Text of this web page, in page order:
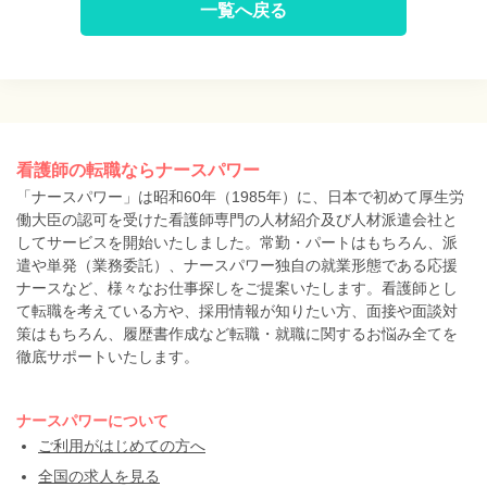
一覧へ戻る
看護師の転職ならナースパワー
「ナースパワー」は昭和60年（1985年）に、日本で初めて厚生労
働大臣の認可を受けた看護師専門の人材紹介及び人材派遣会社と
してサービスを開始いたしました。常勤・パートはもちろん、派
遣や単発（業務委託）、ナースパワー独自の就業形態である応援
ナースなど、様々なお仕事探しをご提案いたします。看護師とし
て転職を考えている方や、採用情報が知りたい方、面接や面談対
策はもちろん、履歴書作成など転職・就職に関するお悩み全てを
徹底サポートいたします。
ナースパワーについて
ご利用がはじめての方へ
全国の求人を見る